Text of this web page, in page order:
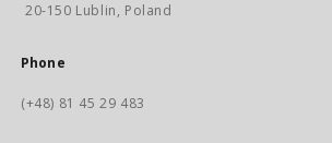
20-150 Lublin, Poland
Phone
(+48) 81 45 29 483